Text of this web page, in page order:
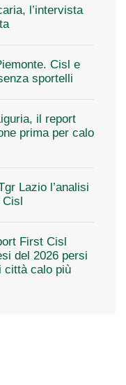
l’intervista
Cisl e
sportelli
il report
prima per calo
Lazio l’analisi
Cisl
First Cisl
del 2026 persi
città calo più